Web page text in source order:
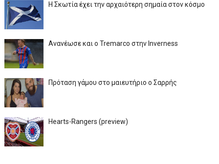
Η Σκωτία έχει την αρχαιότερη σημαία στον κόσμο
Ανανέωσε και ο Tremarco στην Inverness
Πρόταση γάμου στο μαιευτήριο ο Σαρρής
Hearts-Rangers (preview)